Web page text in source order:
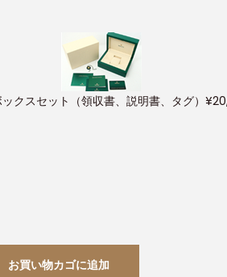
クスセット（領収書、説明書、タグ） ¥
お買い物カゴに追加